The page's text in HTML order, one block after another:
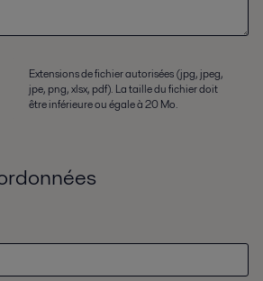
Extensions de fichier autorisées (jpg, jpeg,
jpe, png, xlsx, pdf). La taille du fichier doit
être inférieure ou égale à 20 Mo.